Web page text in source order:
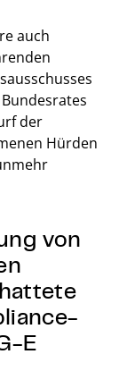
auch
der
Hürden
von
E